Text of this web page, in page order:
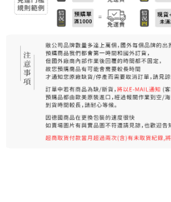
每筆NT$80，滿NT$999(含以上)免運費
每筆NT$100，滿NT$999(含以上)免運費
離島宅配（澎湖、金門、馬祖、小琉球）
每筆NT$250，滿NT$3,000(含以上)免運費
付款後門市自取